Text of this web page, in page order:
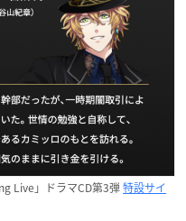
Live」ドラマCD第3弾特設サイ